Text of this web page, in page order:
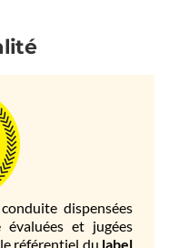
dispensées
et jugées
référentiel du label